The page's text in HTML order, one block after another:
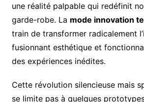
une réalité palpable qui redéfinit
garde-robe. La mode innovation
train de transformer radicalement
fusionnant esthétique et
des expériences inédites.
Cette révolution silencieuse mais
se limite pas à quelques